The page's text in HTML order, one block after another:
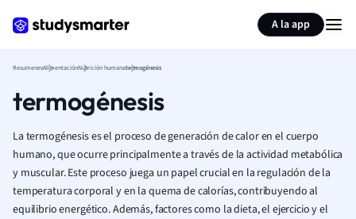
A la app
ResumenesAlimentaciónNutrición humanatermogénesis
termogénesis
La termogénesis es el proceso de generación de calor en el cuerpo
humano, que ocurre principalmente a través de la actividad metabólica
y muscular. Este proceso juega un papel crucial en la regulación de la
temperatura corporal y en la quema de calorías, contribuyendo al
equilibrio energético. Además, factores como la dieta, el ejercicio y el
Resumir página